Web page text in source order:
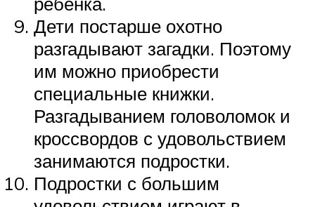
Дети постарше охотно
разгадывают загадки. Поэтому
им можно приобрести
специальные книжки.
Разгадыванием головоломок и
кроссвордов с удовольствием
занимаются подростки.
Подростки с большим